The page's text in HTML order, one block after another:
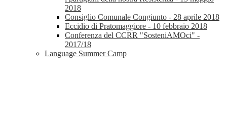
2018
Consiglio Comunale Congiunto - 28 aprile 2018
Eccidio di Pratomaggiore - 10 febbraio 2018
Conferenza del CCRR "SosteniAMOci" -
2017/18
Language Summer Camp